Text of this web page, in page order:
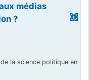
médias
?
la science politique en